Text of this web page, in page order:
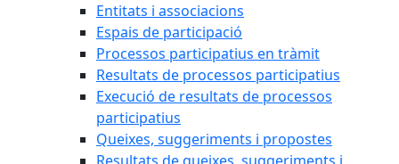
Entitats i associacions
Espais de participació
Processos participatius en tràmit
Resultats de processos participatius
Execució de resultats de processos
participatius
Queixes, suggeriments i propostes